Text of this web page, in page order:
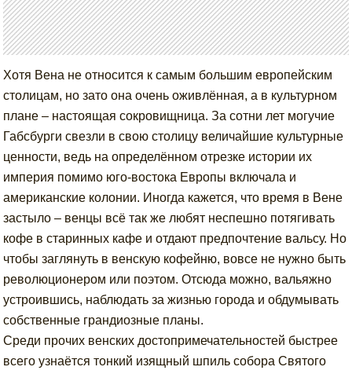
Хотя Вена не относится к самым большим европейским
столицам, но зато она очень оживлённая, а в культурном
плане – настоящая сокровищница. За сотни лет могучие
Габсбурги свезли в свою столицу величайшие культурные
ценности, ведь на определённом отрезке истории их
империя помимо юго-востока Европы включала и
американские колонии. Иногда кажется, что время в Вене
застыло – венцы всё так же любят неспешно потягивать
кофе в старинных кафе и отдают предпочтение вальсу. Но
чтобы заглянуть в венскую кофейню, вовсе не нужно быть
революционером или поэтом. Отсюда можно, вальяжно
устроившись, наблюдать за жизнью города и обдумывать
собственные грандиозные планы.
Среди прочих венских достопримечательностей быстрее
всего узнаётся тонкий изящный шпиль собора Святого